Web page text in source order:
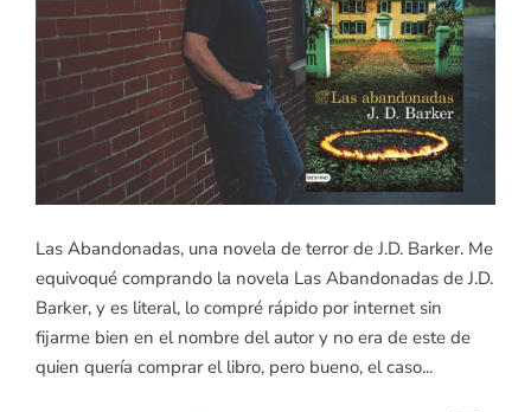
Las Abandonadas, una novela de terror de J.D. Barker. Me
equivoqué comprando la novela Las Abandonadas de J.D.
Barker, y es literal, lo compré rápido por internet sin
fijarme bien en el nombre del autor y no era de este de
quien quería comprar el libro, pero bueno, el caso...